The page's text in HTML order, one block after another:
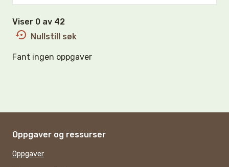
Viser 0 av 42
Nullstill søk
Fant ingen oppgaver
Oppgaver og ressurser
Oppgaver